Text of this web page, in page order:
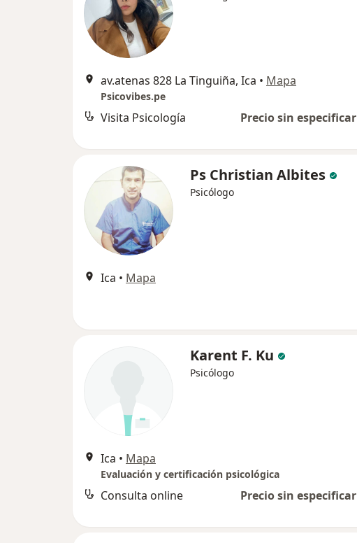
av.atenas 828 La Tinguiña, Ica • Mapa
Psicovibes.pe
Visita Psicología Precio sin especificar
Ps Christian Albites
Psicólogo
Ica • Mapa
Karent F. Ku
Psicólogo
Ica • Mapa
Evaluación y certificación psicológica
Consulta online Precio sin especificar